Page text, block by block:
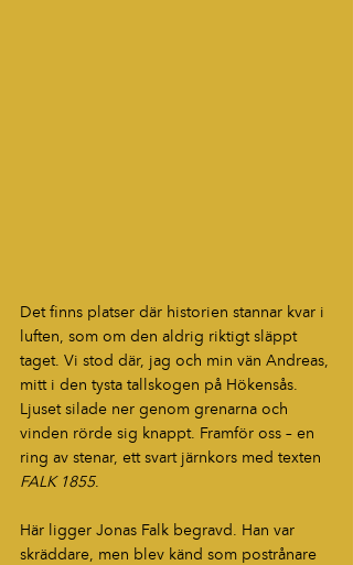
Det finns platser där historien stannar kvar i
luften, som om den aldrig riktigt släppt
taget. Vi stod där, jag och min vän Andreas,
mitt i den tysta tallskogen på Hökensås.
Ljuset silade ner genom grenarna och
vinden rörde sig knappt. Framför oss – en
ring av stenar, ett svart järnkors med texten
FALK 1855.
Här ligger Jonas Falk begravd. Han var
skräddare, men blev känd som postrånare